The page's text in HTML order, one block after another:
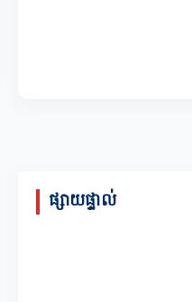
ផ្សាយផ្ទាល់